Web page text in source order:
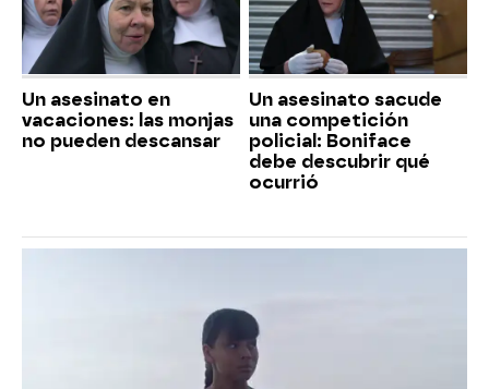
Un asesinato en
vacaciones: las monjas
no pueden descansar
Un asesinato sacude
una competición
policial: Boniface
debe descubrir qué
ocurrió